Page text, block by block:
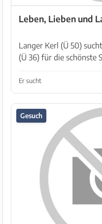
Leben, Lieben und
Langer Kerl (Ü 50)
(Ü 36) für die schönste
unkompliziert, liebst
Kommunikation? Na ...
Er sucht
Gesuch